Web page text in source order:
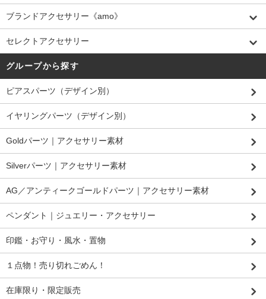
ブランドアクセサリー《amo》
セレクトアクセサリー
グループから探す
ピアスパーツ（デザイン別）
イヤリングパーツ（デザイン別）
Goldパーツ｜アクセサリー素材
Silverパーツ｜アクセサリー素材
AG／アンティークゴールドパーツ｜アクセサリー素材
ペンダント｜ジュエリー・アクセサリー
印鑑・お守り・風水・置物
１点物！売り切れごめん！
在庫限り・限定販売